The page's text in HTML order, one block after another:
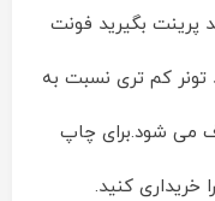
پرینت بگیرید فونت
تونر کم تری نسبت به
می شود.برای چاپ
خریداری کنید.